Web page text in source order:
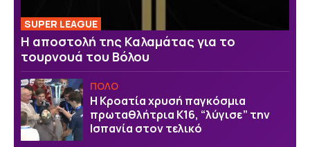
SUPER LEAGUE
Η αποστολή της Καλαμάτας για το
τουρνουά του Βόλου
ΠΟΛΟ
Η Κροατία χρυσή παγκόσμια
πρωταθλήτρια Κ16, “λύγισε” την
Ισπανία στον τελικό